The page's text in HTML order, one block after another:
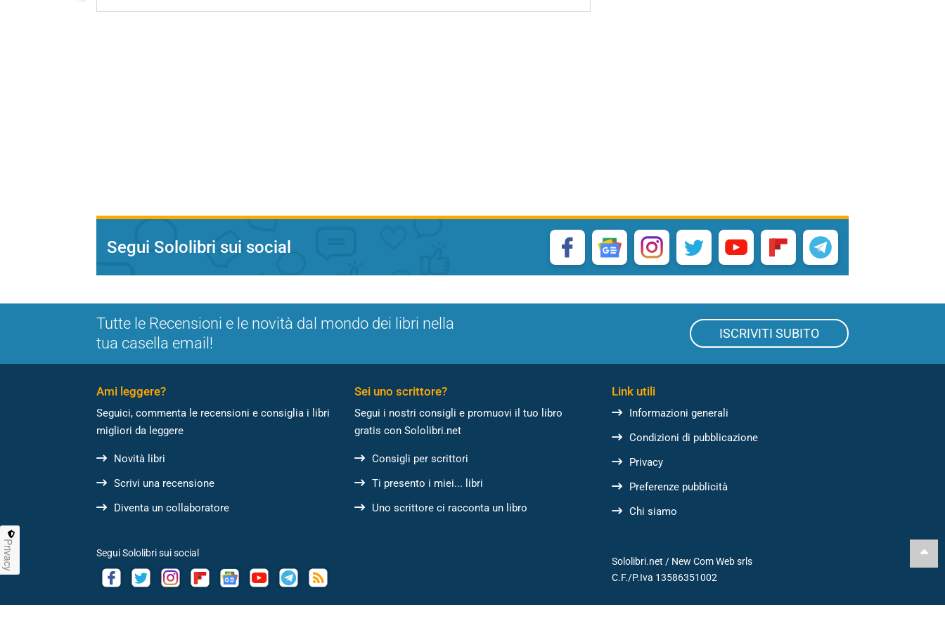
Segui Sololibri sui social
Tutte le Recensioni e le novità dal mondo dei libri nella
tua casella email!
ISCRIVITI SUBITO
Ami leggere?
Seguici, commenta le recensioni e consiglia i libri
migliori da leggere
Novità libri
Scrivi una recensione
Diventa un collaboratore
Sei uno scrittore?
Segui i nostri consigli e promuovi il tuo libro
gratis con Sololibri.net
Consigli per scrittori
Ti presento i miei... libri
Uno scrittore ci racconta un libro
Link utili
Informazioni generali
Condizioni di pubblicazione
Privacy
Preferenze pubblicità
Chi siamo
Segui Sololibri sui social
Sololibri.net / New Com Web srls
C.F./P.Iva 13586351002
Privacy